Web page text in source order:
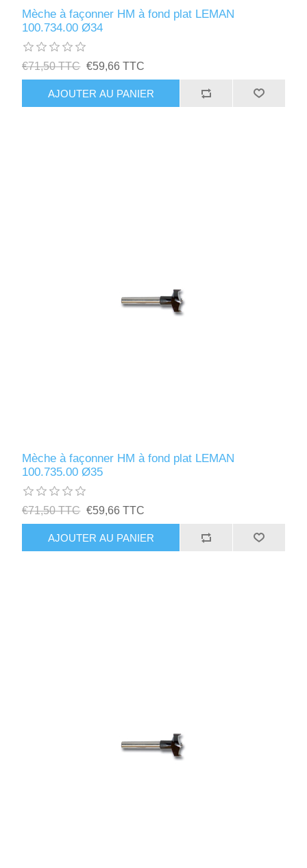
Mèche à façonner HM à fond plat LEMAN
100.734.00 Ø34
€71,50 TTC €59,66 TTC
Mèche à façonner HM à fond plat LEMAN
100.735.00 Ø35
€71,50 TTC €59,66 TTC